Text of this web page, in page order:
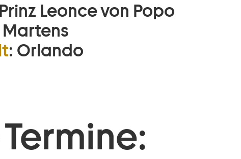
Prinz Leonce von Popo
: Orlando